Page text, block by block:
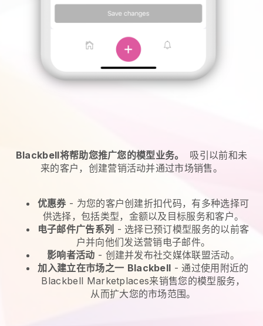
Blackbell将帮助您推广您的模型业务。
吸引以前和未
来的客户，创建营销活动并通过市场销售。
优惠券- 为您的客户创建折扣代码，有多种选择可
供选择，包括类型，金额以及目标服务和客户。
电子邮件广告系列 - 选择已预订模型服务的以前客
户并向他们发送营销电子邮件。
影响者活动 - 创建并发布社交媒体联盟活动。
加入建立在市场之一 Blackbell -通过使用附近的
Blackbell Marketplaces来销售您的模型服务，
从而扩大您的市场范围。